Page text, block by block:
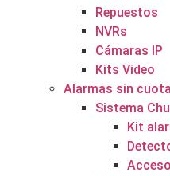
Repuestos
NVRs
Cámaras IP
Kits Video
Alarmas sin cuota
Sistema
Kit